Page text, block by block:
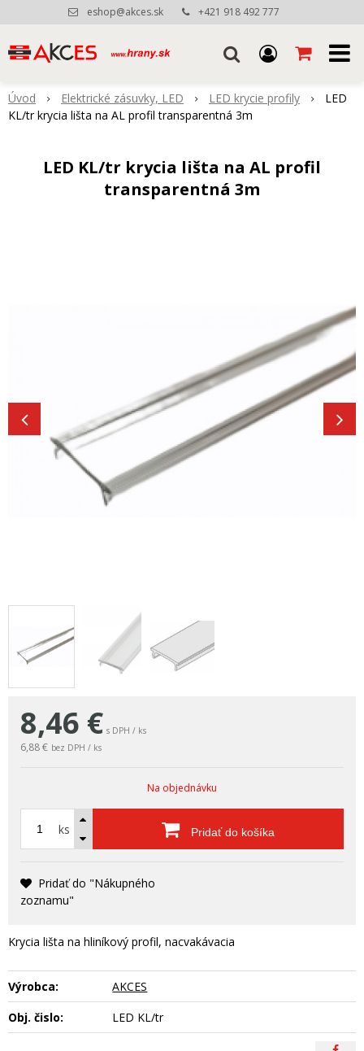
eshop@akces.sk +421 918 492 777
Úvod Elektrické zásuvky, LED LED krycie profily
LED
KL/tr krycia lišta na AL profil transparentná 3m
LED KL/tr krycia lišta na AL profil
transparentná 3m
8,46 € s DPH / ks
6,88 € bez DPH / ks
Na objednávku
ks Pridať do košíka
Pridať do "Nákupného
zoznamu"
Krycia lišta na hliníkový profil, nacvakávacia
Výrobca:
AKCES
Obj. čislo:
LED KL/tr